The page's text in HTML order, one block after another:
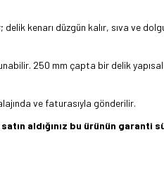
kenarı düzgün kalır, sıva ve
250 mm çapta bir delik
ve faturasıyla gönderilir.
aldığınız bu ürünün